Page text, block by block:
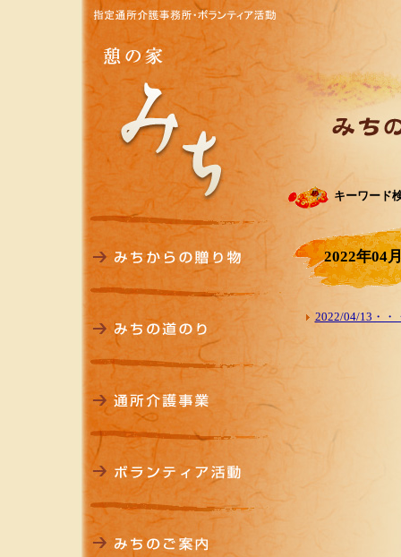
キーワード
2022年04
2022/04/13・